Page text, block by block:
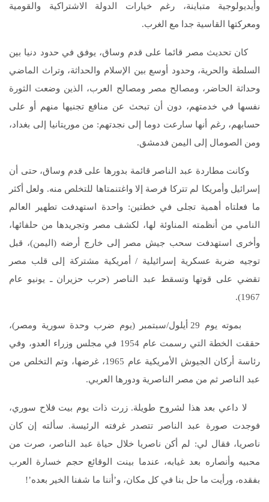
وأيديولوجية متباينة، رغم خيارات الدولة الاشتراكية والقومية
ومعركتها القاسية جدا مع الغرب.
كان تحديث مصر قائما على قدم وساق، يوفق في حدود دنيا بين
السلطة والحرية، وحدود أوسع بين الإسلام والحداثة، وتراث الماضي
وحداثة الحاضر، ومصالح مصر ومصالح العرب، الذين وضعت الثورة
نفسها في خدمتهم، دون أن تبحث عن منافع تجنيها منهم أو على
حسابهم، رغم أنها سارعت دوما إلى نجدتهم: من موريتانيا إلى بغداد،
ومن الصومال إلى اليمن فدمشق.
وكانت مطاردة عبد الناصر قائمة بدورها على قدم وساق، حتى أن
إسرائيل وأمريكا لم تتركا فرصة إلا واغتنمتاها للتخلص منه. ولعل أكثر
ما فعلتاه أهمية تجلى في خطتين: واحدة استهدفت تطهير العالم
النامي من أنظمته المناوئة لها، لكشف مصر وتجريدها من حلفائها،
وأخرى استهدفت سحب جيش مصر إلى خارج أرضه (اليمن)، قبل
توجيه ضربة عسكرية إسرائيلية / أمريكية مشتركة إلى قلب مصر
تقضي على قوتها وتسقط عبد الناصر (حرب حزيران ـ يونيو عام
1967).
بموته يوم 29 أيلول/سبتمبر (يوم ضرب وحدة سورية ومصر)،
حققت الخطة التي رسمت عام 1954 في مجلس وزراء العدو، وفي
رئاسة أركان الجيوش الأمريكية عام 1965، غرضها، وتم التخلص من
عبد الناصر ثم من مصر الناصرية ودورها العربي.
لا داعي بعد هذا لشروح طويلة. زرت ذات يوم بيت فلاح سوري،
فوجدت صورة عبد الناصر تتصدر غرفته الرئيسة. سألته إن كان
ناصريا، فقال لي: لم أكن ناصريا خلال حياة عبد الناصر، صرت من
محبيه وأنصاره بعد غيابه، عندما بينت الوقائع حجم خسارة العرب
بفقده، ورأيت ما حل بنا في كل مكان، و’أننا ما شفنا الخير بعده’!